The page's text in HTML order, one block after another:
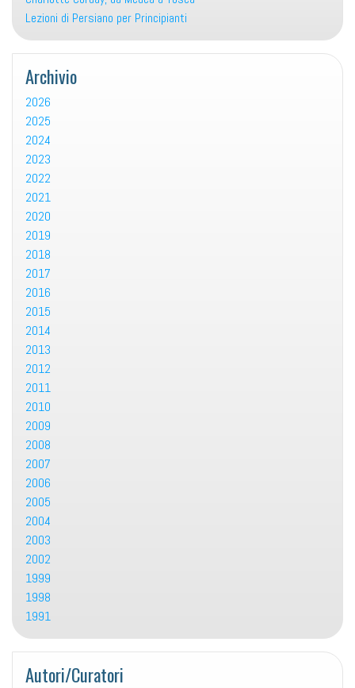
Lezioni di Persiano per Principianti
Archivio
2026
2025
2024
2023
2022
2021
2020
2019
2018
2017
2016
2015
2014
2013
2012
2011
2010
2009
2008
2007
2006
2005
2004
2003
2002
1999
1998
1991
Autori/Curatori